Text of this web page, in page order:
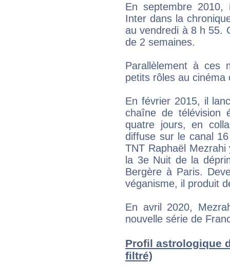
En septembre
Inter dans la
au vendredi à 8 h 55.
de 2 semaines.
Parallèlement à ces
petits rôles au cinéma
En février 2015, il
chaîne de télévision
quatre jours, en
diffuse sur le canal
TNT Raphaël
la 3e Nuit de la
Bergère à Paris.
véganisme, il produit
En avril 2020,
nouvelle série de
Profil astrologique
filtré)